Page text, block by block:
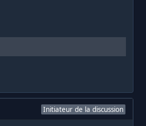
Initiateur de la discussion